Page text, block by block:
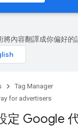
將內容翻譯成你偏好的
Tag Manager
for advertisers
定 Google